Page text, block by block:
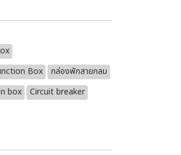
Box
กล่องพักสายกลม
box
Circuit breaker